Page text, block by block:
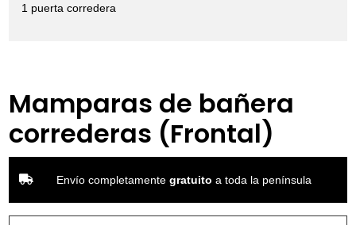
1 puerta corredera
Mamparas de bañera
correderas (Frontal)
 Envío completamentegratuito a toda la península